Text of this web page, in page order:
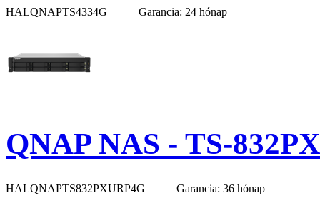
HALQNAPTS4334G Garancia: 24 hónap
QNAP NAS - TS-
HALQNAPTS832PXURP4G Garancia: 36 hónap